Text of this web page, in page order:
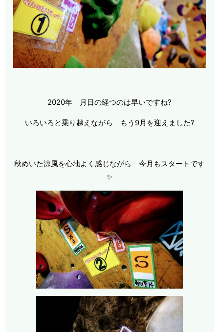
2020年 月日の経つのは早いですね?
いろいろと乗り越えながら もう9月を迎えました?
秋めいた涼風を心地よく感じながら 今月もスタートです
✨